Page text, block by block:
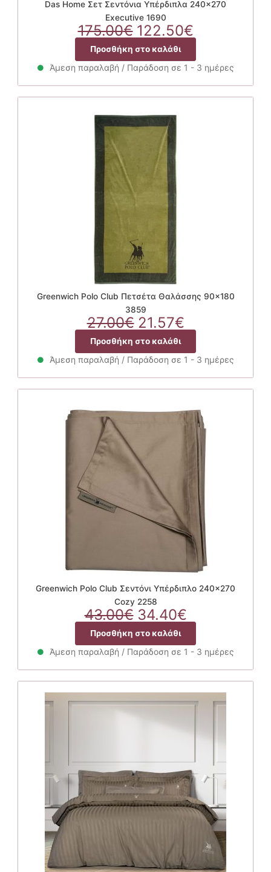
Das Home Σετ Σεντόνια Υπέρδιπλα 240×270
Executive 1690
175.00€ Original
price
was:
175.00€.
122.50€Η
τρέχουσα
τιμή
είναι:
122.50€.
Προσθήκη στο καλάθι
Άμεση παραλαβή / Παράδοση σε 1 - 3 ημέρες
Greenwich Polo Club Πετσέτα Θαλάσσης 90×180
3859
27.00€ Original
price
was:
27.00€.
21.57€Η
τρέχουσα
τιμή
είναι:
21.57€.
Προσθήκη στο καλάθι
Άμεση παραλαβή / Παράδοση σε 1 - 3 ημέρες
Greenwich Polo Club Σεντόνι Υπέρδιπλο 240×270
Cozy 2258
43.00€ Original
price
was:
43.00€.
34.40€Η
τρέχουσα
τιμή
είναι:
34.40€.
Προσθήκη στο καλάθι
Άμεση παραλαβή / Παράδοση σε 1 - 3 ημέρες